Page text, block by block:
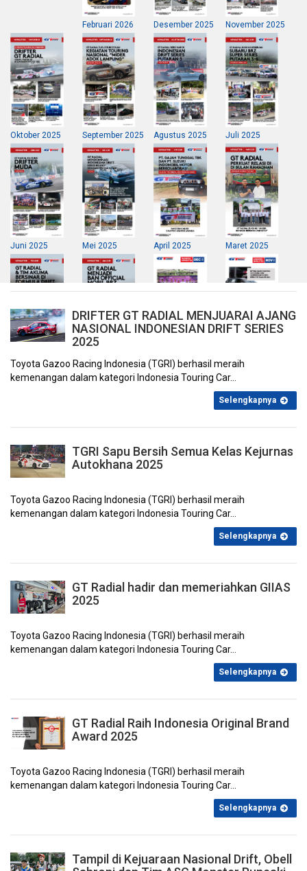
Februari 2026 Desember 2025 November 2025
Oktober 2025 September 2025 Agustus 2025 Juli 2025
Juni 2025 Mei 2025 April 2025 Maret 2025
Oktober 2024 September 2024 Agustus 2024
Juli 2023
DRIFTER GT RADIAL MENJUARAI AJANG
NASIONAL INDONESIAN DRIFT SERIES
2025
Toyota Gazoo Racing Indonesia (TGRI) berhasil meraih
kemenangan dalam kategori Indonesia Touring Car...
Selengkapnya
TGRI Sapu Bersih Semua Kelas Kejurnas
Autokhana 2025
Toyota Gazoo Racing Indonesia (TGRI) berhasil meraih
kemenangan dalam kategori Indonesia Touring Car...
Selengkapnya
GT Radial hadir dan memeriahkan GIIAS
2025
Toyota Gazoo Racing Indonesia (TGRI) berhasil meraih
kemenangan dalam kategori Indonesia Touring Car...
Selengkapnya
GT Radial Raih Indonesia Original Brand
Award 2025
Toyota Gazoo Racing Indonesia (TGRI) berhasil meraih
kemenangan dalam kategori Indonesia Touring Car...
Selengkapnya
Tampil di Kejuaraan Nasional Drift, Obell